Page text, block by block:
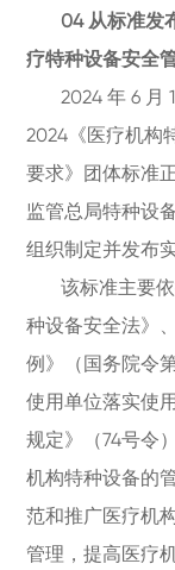
04 从标准发
疗特种设备安全
2024 年 6 月
2024《医疗机构
要求》团体标准
监管总局特种设
组织制定并发布
该标准主要
种设备安全法》
例》（国务院令
使用单位落实使
规定》（74号令
机构特种设备的
范和推广医疗机
管理，提高医疗